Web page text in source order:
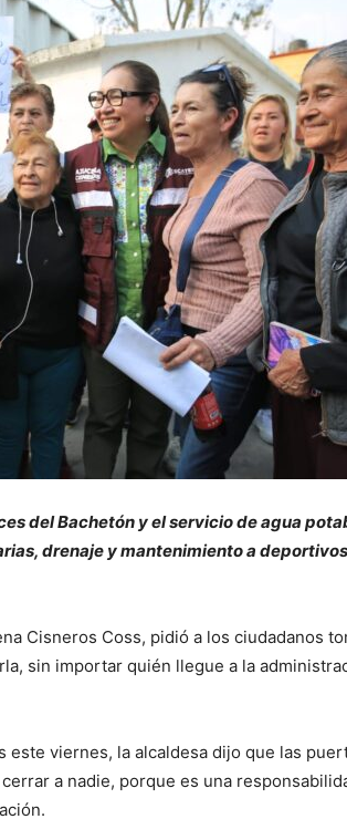
del Bachetón y el servicio de agua
drenaje y mantenimiento a
Cisneros Coss, pidió a los ciudadanos
sin importar quién llegue a la
este viernes, la alcaldesa dijo que las
a nadie, porque es una